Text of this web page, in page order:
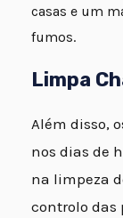
casas e um
fumos.
Limpa
Além disso,
nos dias de
na limpeza
controlo das